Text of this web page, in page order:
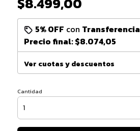
5% OFF con Transferencia
Precio final:$8.074,05
Ver cuotas y descuentos
Cantidad